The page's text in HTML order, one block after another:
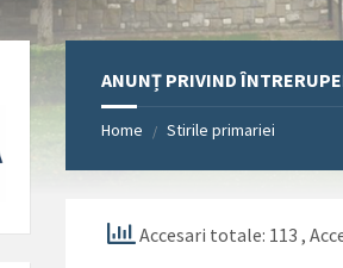
ANUNȚ PRIVIND
Home / Stirile primariei
Accesari totale: 113,